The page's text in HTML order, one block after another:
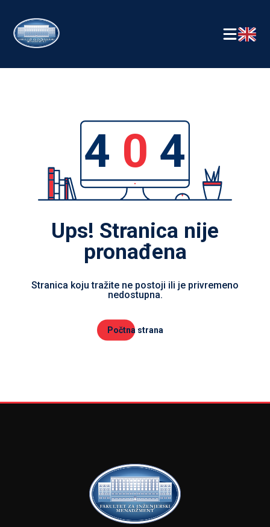
4 0 4
Ups! Stranica nije
pronađena
Stranica koju tražite ne postoji ili je privremeno
nedostupna.
Počtna strana